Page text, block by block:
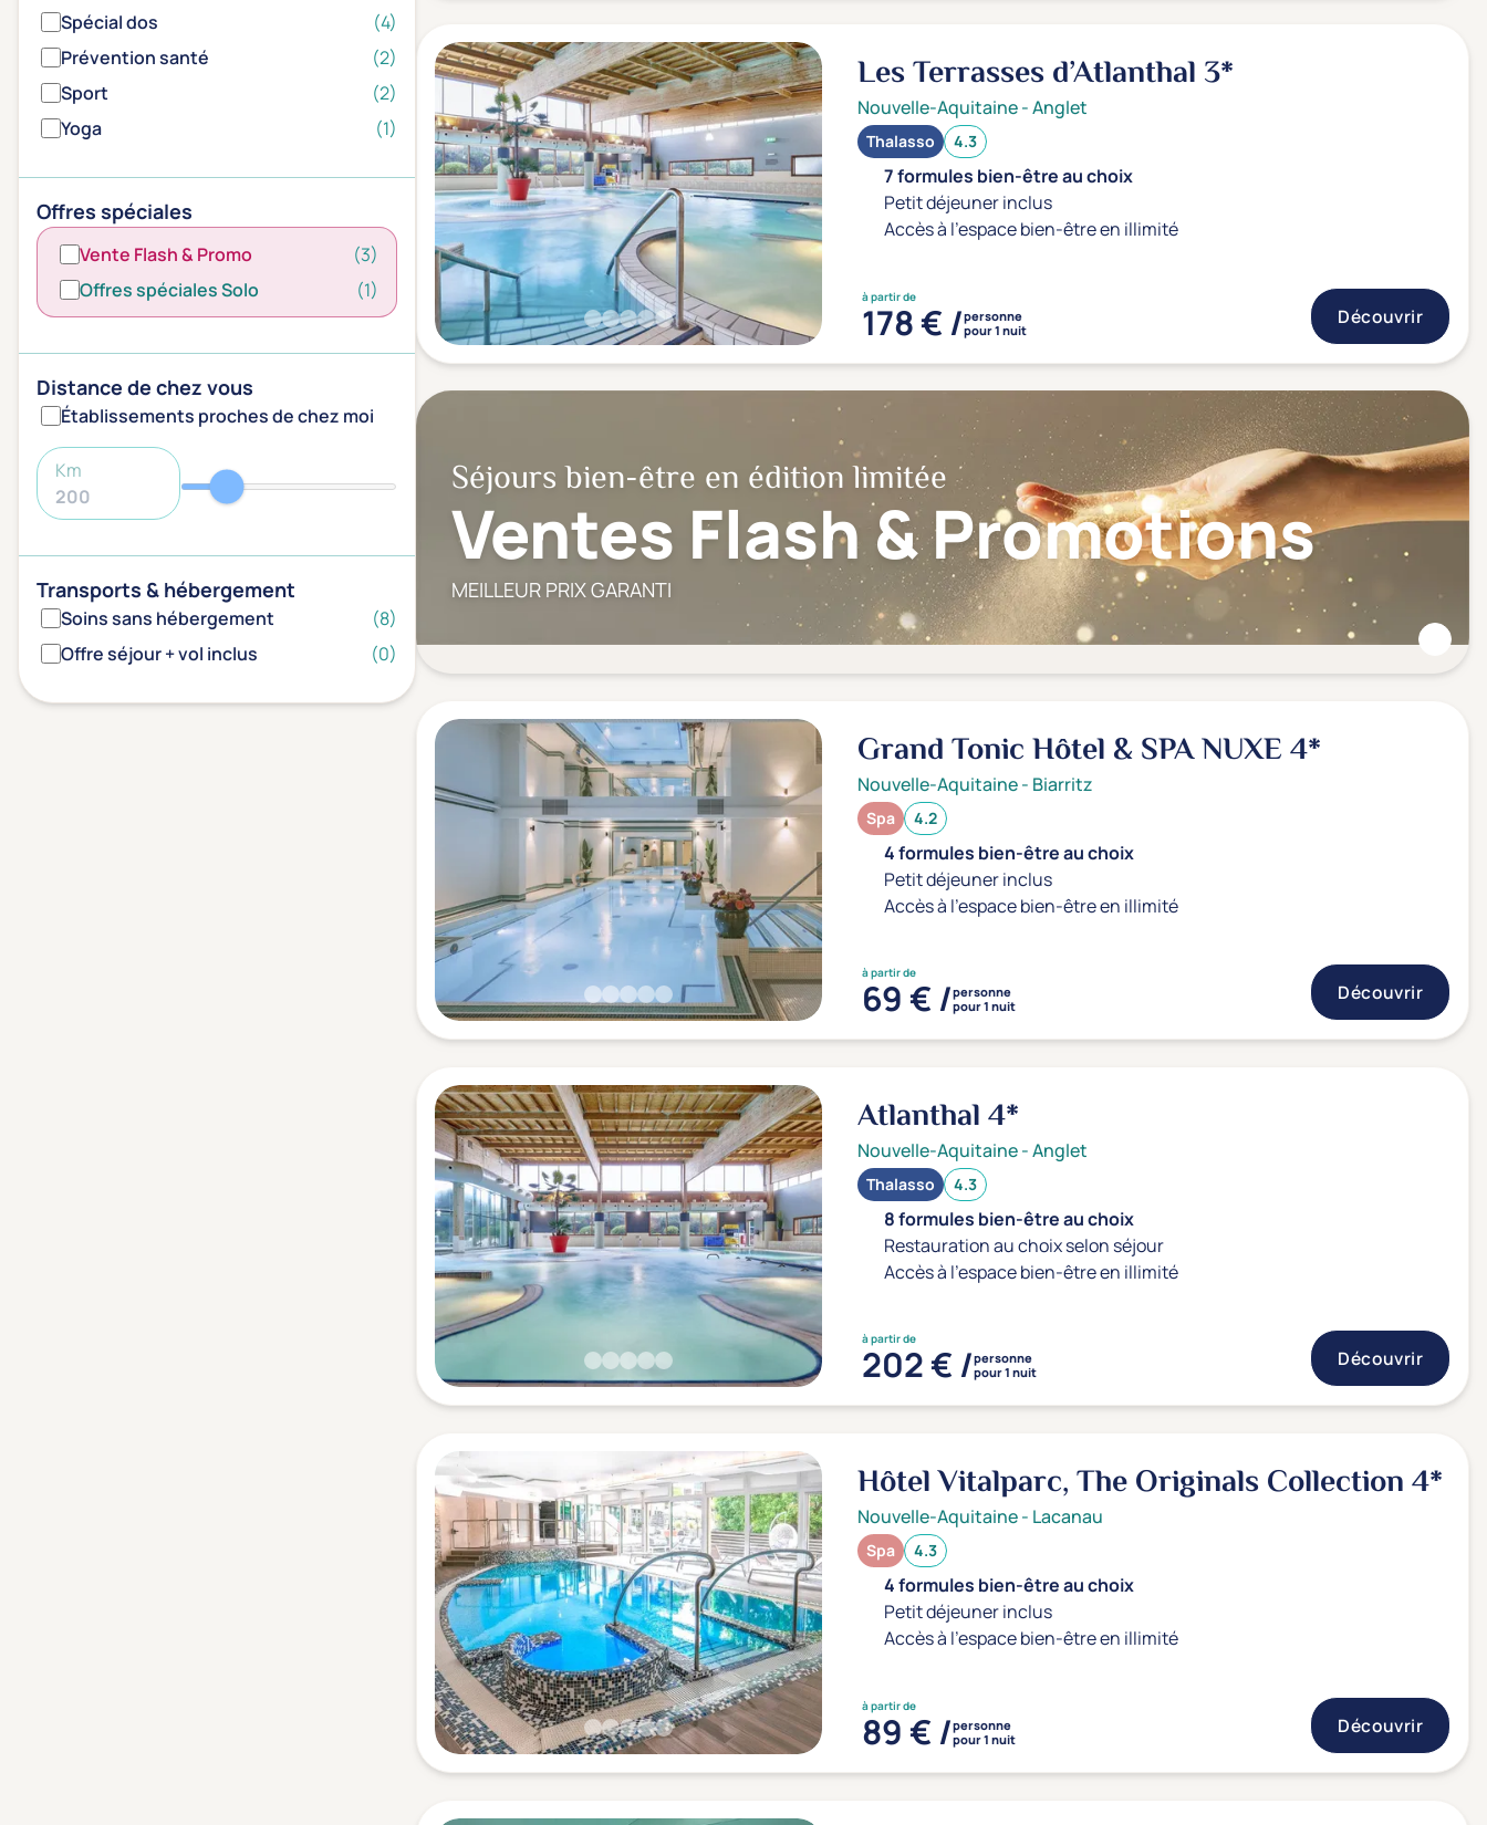
Spécial dos
(4)
Prévention santé
(2)
Sport
(2)
Yoga
(1)
Offres spéciales
Vente Flash & Promo
(3)
Offres spéciales Solo
(1)
Distance de chez vous
Établissements proches de chez moi
Km
Transports & hébergement
Soins sans hébergement
(8)
Offre séjour + vol inclus
(0)
Les Terrasses d’Atlanthal 3*
Nouvelle-Aquitaine-Anglet
Thalasso 4.3
7 formules bien-être au choix
Petit déjeuner inclus
Accès à l'espace bien-être en illimité
à partir de
178 € /personne
pour 1 nuit
Découvrir
Séjours bien-être en édition limitée
Ventes Flash & Promotions
MEILLEUR PRIX GARANTI
Grand Tonic Hôtel & SPA NUXE4*
Nouvelle-Aquitaine- Biarritz
Spa 4.2
4 formules bien-être au choix
Petit déjeuner inclus
Accès à l'espace bien-être en illimité
à partir de
69 € /personne
pour 1 nuit
Découvrir
Atlanthal4*
Nouvelle-Aquitaine-Anglet
Thalasso 4.3
8 formules bien-être au choix
Restauration au choix selon séjour
Accès à l'espace bien-être en illimité
à partir de
202 € /personne
pour 1 nuit
Découvrir
Hôtel Vitalparc, The Originals Collection4*
Nouvelle-Aquitaine- Lacanau
Spa 4.3
4 formules bien-être au choix
Petit déjeuner inclus
Accès à l'espace bien-être en illimité
à partir de
89 € /personne
pour 1 nuit
Découvrir